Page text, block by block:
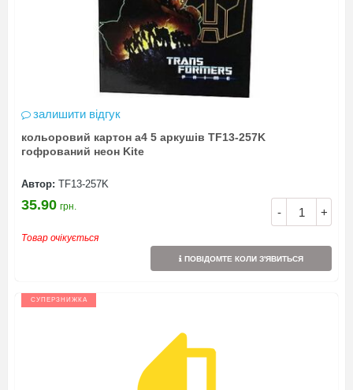
залишити відгук
кольоровий картон а4 5 аркушів TF13-257K
гофрований неон Kite
Автор: TF13-257K
- +
35.90 грн.
Товар очікується
ПОВІДОМТЕ КОЛИ З'ЯВИТЬСЯ
СУПЕРЗНИЖКА